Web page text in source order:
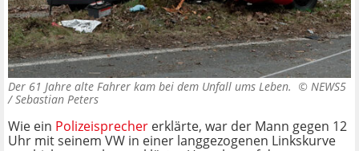
Der 61 Jahre alte Fahrer kam bei dem Unfall ums Leben. © NEWS5
/ Sebastian Peters
Wie ein Polizeisprecher erklärte, war der Mann gegen 12
Uhr mit seinem VW in einer langgezogenen Linkskurve